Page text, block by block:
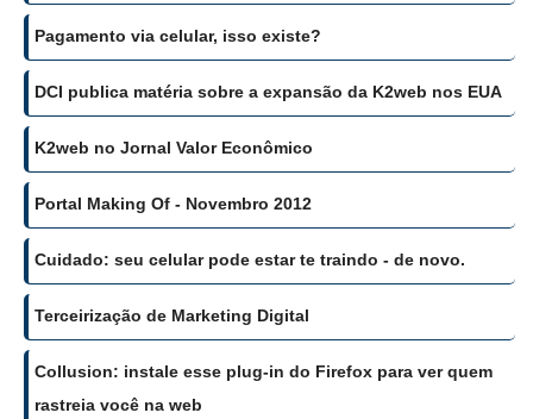
Pagamento via celular, isso existe?
DCI publica matéria sobre a expansão da K2web nos EUA
K2web no Jornal Valor Econômico
Portal Making Of - Novembro 2012
Cuidado: seu celular pode estar te traindo - de novo.
Terceirização de Marketing Digital
Collusion: instale esse plug-in do Firefox para ver quem
rastreia você na web